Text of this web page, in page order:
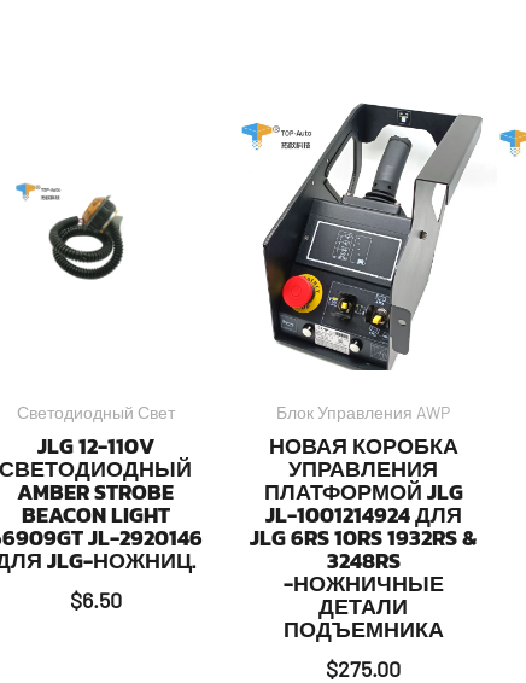
Светодиодный Свет
JLG 12-110V
СВЕТОДИОДНЫЙ
AMBER STROBE
BEACON LIGHT
JL-2920146
JLG-НОЖНИЦ.
$6.50
Блок Управления AWP
НОВАЯ КОРОБКА
УПРАВЛЕНИЯ
ПЛАТФОРМОЙ JLG
JL-1001214924 ДЛЯ
JLG 6RS 10RS 1932RS &
3248RS
-НОЖНИЧНЫЕ
ДЕТАЛИ
ПОДЪЕМНИКА
$275.00